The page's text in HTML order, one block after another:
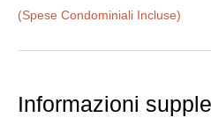
(Spese Condominiali Incluse)
Informazioni